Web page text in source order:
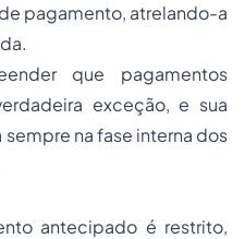
pagamento, atrelando-a
que pagamentos
exceção, e sua
na fase interna dos
antecipado é restrito,